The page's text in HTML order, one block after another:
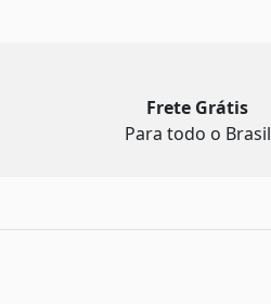
Frete Grátis
Para todo o Brasil